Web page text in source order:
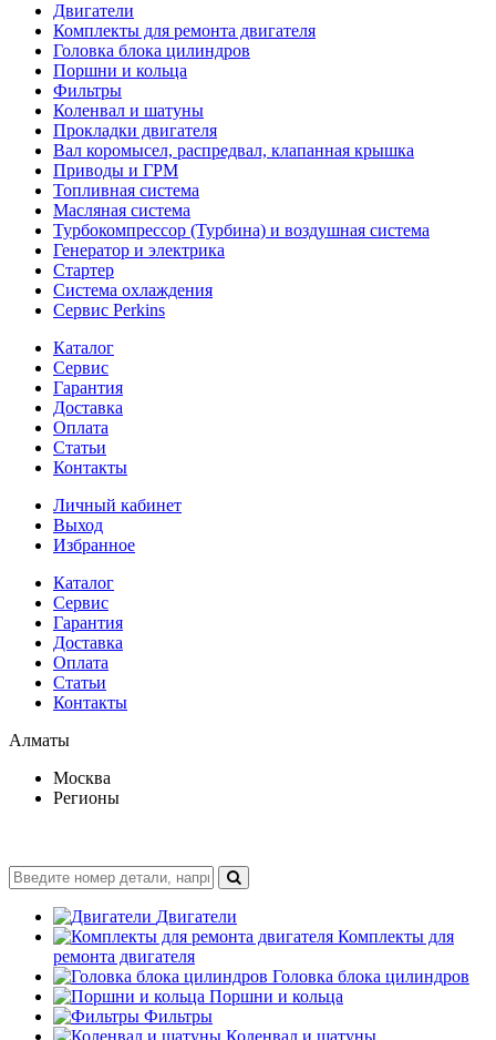
Двигатели
Комплекты для ремонта двигателя
Головка блока цилиндров
Поршни и кольца
Фильтры
Коленвал и шатуны
Прокладки двигателя
Вал коромысел, распредвал, клапанная крышка
Приводы и ГРМ
Топливная система
Масляная система
Турбокомпрессор (Турбина) и воздушная система
Генератор и электрика
Стартер
Система охлаждения
Сервис Perkins
Каталог
Сервис
Гарантия
Доставка
Оплата
Статьи
Контакты
Личный кабинет
Выход
Избранное
Каталог
Сервис
Гарантия
Доставка
Оплата
Статьи
Контакты
Алматы
Москва
Регионы
Двигатели
Комплекты для
ремонта двигателя
Головка блока цилиндров
Поршни и кольца
Фильтры
Коленвал и шатуны